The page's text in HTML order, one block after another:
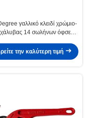
γαλλικό κλειδί χρώμιο-
14 σωλήνων όφσετ
18»
την καλύτερη τιμή